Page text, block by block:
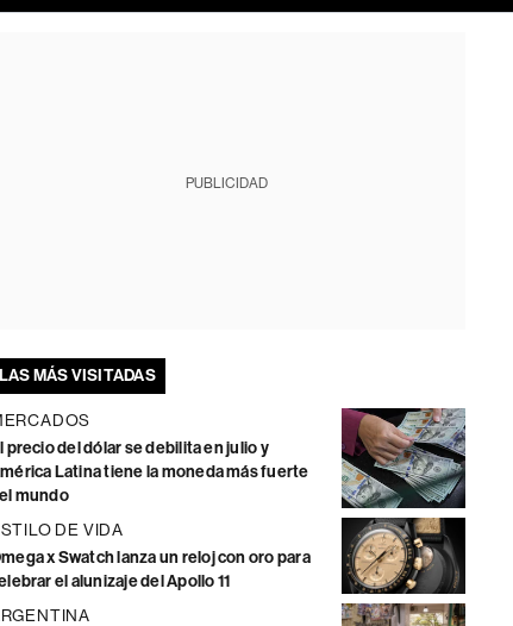
PUBLICIDAD
LAS MÁS VISITADAS
precio del dólar se debilita en julio y
Latina tiene la moneda más fuerte
mundo
DE VIDA
x Swatch lanza un reloj con oro para
el alunizaje del Apollo 11